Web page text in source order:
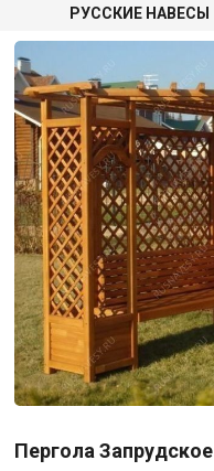
РУССКИЕ НАВЕСЫ
Пергола Запрудское